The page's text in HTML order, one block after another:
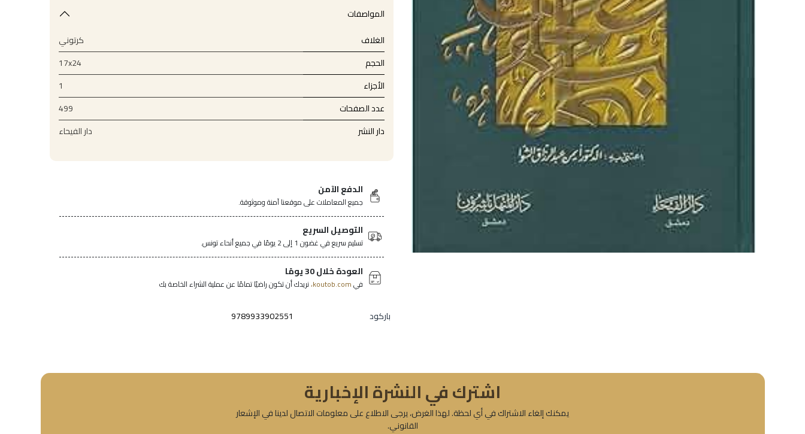
المواصفات
الغلاف
كرتوني
الحجم
17x24
الأجزاء
1
عدد الصفحات
499
دار النشر
دار الفيحاء
الدفع الآمن
جميع المعاملات على موقعنا آمنة وموثوقة.
التوصيل السريع
تسليم سريع في غضون 1 إلى 2 يومًا في جميع أنحاء تونس.
العودة خلال 30 يومًا
فيkoutob.com، نريدك أن تكون راضيًا تمامًا عن عملية الشراء الخاصة بك
باركود 9789933902551
اشترك في النشرة الإخبارية
يمكنك إلغاء الاشتراك في أي لحظة. لهذا الغرض، يرجى الاطلاع على معلومات الاتصال لدينا في الإشعار
القانوني.